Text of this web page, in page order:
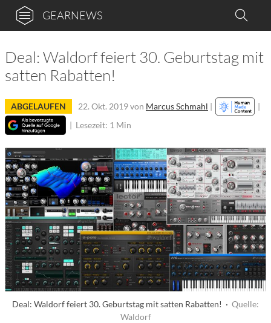
GEARNEWS
Deal: Waldorf feiert 30. Geburtstag mit
satten Rabatten!
ABGELAUFEN 22. Okt. 2019von Marcus Schmahl |
|
| Lesezeit: 1 Min
Deal: Waldorf feiert 30. Geburtstag mit satten Rabatten! · Quelle:
Waldorf